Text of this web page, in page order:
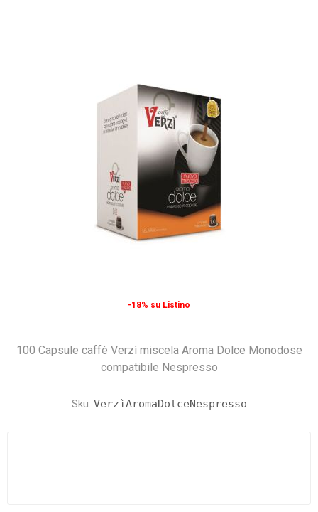
-18% su Listino
100 Capsule caffè Verzì miscela Aroma Dolce Monodose
compatibile Nespresso
Sku: VerzìAromaDolceNespresso